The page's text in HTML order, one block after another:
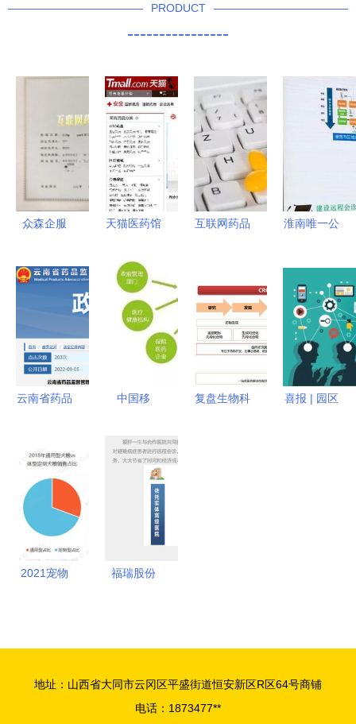
PRODUCT
----------------
众森企服
信息许可证
天猫医药馆
开启非处方
药线上展示
服务新篇章
互联网药品
规路径 聚
焦药品互联
网信息服务
淮南唯一公
领航区域医
疗，联动40
余家机构打
造互联网医
疗新生态
云南省药品
品信息服务
资格证书》
审批信息公
年第8期）
中国移
+智慧医疗”
以药品互联
网信息服务
赋能健康医
疗新基建
复盘生物科
喜报 | 园区
2021宠物
务引爆市场
福瑞股份
化医药发展
地址：山西省大同市云冈区平盛街道恒安新区R区64号商铺
电话：1873477**